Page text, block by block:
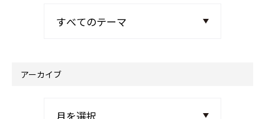
アーカイブ